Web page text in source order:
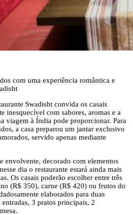
com uma experiência romântica e
Swadisht convida os casais
inesquecível com sabores, aromas e a
viagem à Índia pode proporcionar. Para
a casa preparou um jantar exclusivo
servido apenas mediante
envolvente, decorado com elementos
dia o restaurante estará ainda mais
Os casais poderão escolher entre três
(R$ 350), carne (R$ 420) ou frutos do
elaborados para duas
3 pratos principais, 2